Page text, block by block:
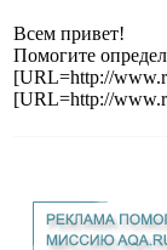
Всем привет!
Помогите
[URL=http://
[URL=http://